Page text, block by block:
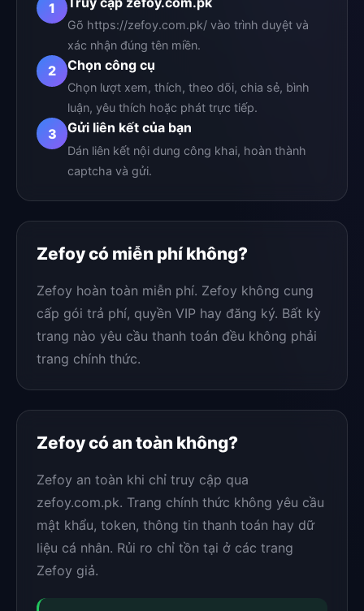
1
Gõ https://zefoy.com.pk/ vào trình duyệt và
xác nhận đúng tên miền.
2 Chọn công cụ
Chọn lượt xem, thích, theo dõi, chia sẻ, bình
luận, yêu thích hoặc phát trực tiếp.
3 Gửi liên kết của bạn
Dán liên kết nội dung công khai, hoàn thành
captcha và gửi.
Zefoy có miễn phí không?
Zefoy hoàn toàn miễn phí. Zefoy không cung
cấp gói trả phí, quyền VIP hay đăng ký. Bất kỳ
trang nào yêu cầu thanh toán đều không phải
trang chính thức.
Zefoy có an toàn không?
Zefoy an toàn khi chỉ truy cập qua
zefoy.com.pk. Trang chính thức không yêu cầu
mật khẩu, token, thông tin thanh toán hay dữ
liệu cá nhân. Rủi ro chỉ tồn tại ở các trang
Zefoy giả.